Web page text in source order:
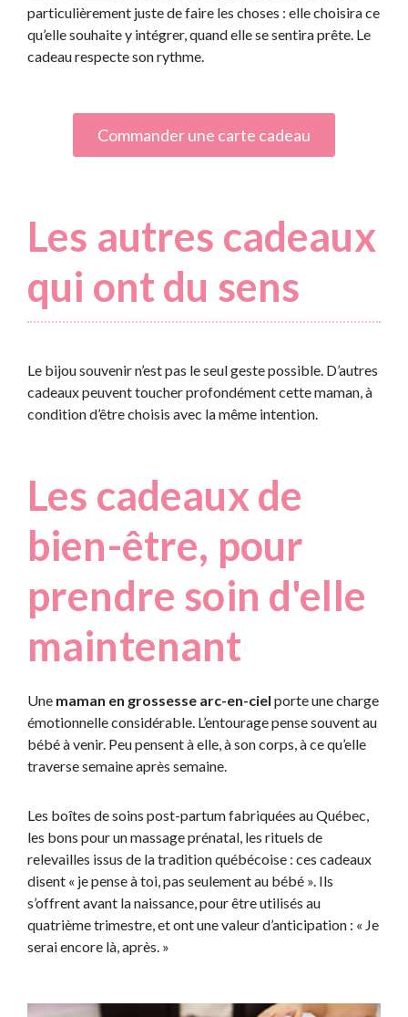
particulièrement juste de faire les choses : elle choisira ce
qu’elle souhaite y intégrer, quand elle se sentira prête. Le
cadeau respecte son rythme.
Commander une carte cadeau
Les autres cadeaux
qui ont du sens
Le bijou souvenir n’est pas le seul geste possible. D’autres
cadeaux peuvent toucher profondément cette maman, à
condition d’être choisis avec la même intention.
Les cadeaux de
bien-être, pour
prendre soin d'elle
maintenant
Une maman en grossesse arc-en-ciel porte une charge
émotionnelle considérable. L’entourage pense souvent au
bébé à venir. Peu pensent à elle, à son corps, à ce qu’elle
traverse semaine après semaine.
Les boîtes de soins post-partum fabriquées au Québec,
les bons pour un massage prénatal, les rituels de
relevailles issus de la tradition québécoise : ces cadeaux
disent « je pense à toi, pas seulement au bébé ». Ils
s’offrent avant la naissance, pour être utilisés au
quatrième trimestre, et ont une valeur d’anticipation : « Je
serai encore là, après. »